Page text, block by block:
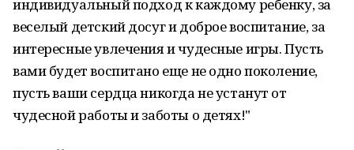
индивидуальный подход к каждому ребенку, за
веселый детский досуг и доброе воспитание, за
интересные увлечения и чудесные игры. Пусть
вами будет воспитано еще не одно поколение,
пусть ваши сердца никогда не устанут от
чудесной работы и заботы о детях!"